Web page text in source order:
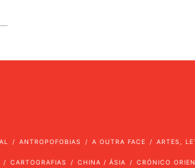
ANTROPOFOBIAS A OUTRA FACE ARTES,
CARTOGRAFIAS CHINA / ÁSIA CRÓNICO